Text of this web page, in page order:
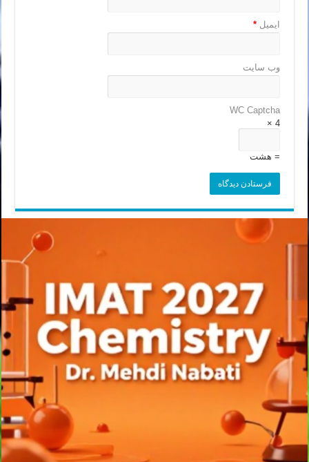
ایمیل*
وب‌ سایت
WC Captcha
4 ×
= هشت